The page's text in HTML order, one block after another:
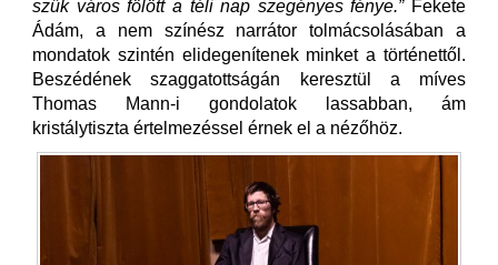
szűk város fölött a téli nap szegényes fénye.”Fekete
Ádám, a nem színész narrátor tolmácsolásában a
mondatok szintén elidegenítenek minket a történettől.
Beszédének szaggatottságán keresztül a míves
Thomas Mann-i gondolatok lassabban, ám
kristálytiszta értelmezéssel érnek el a nézőhöz.